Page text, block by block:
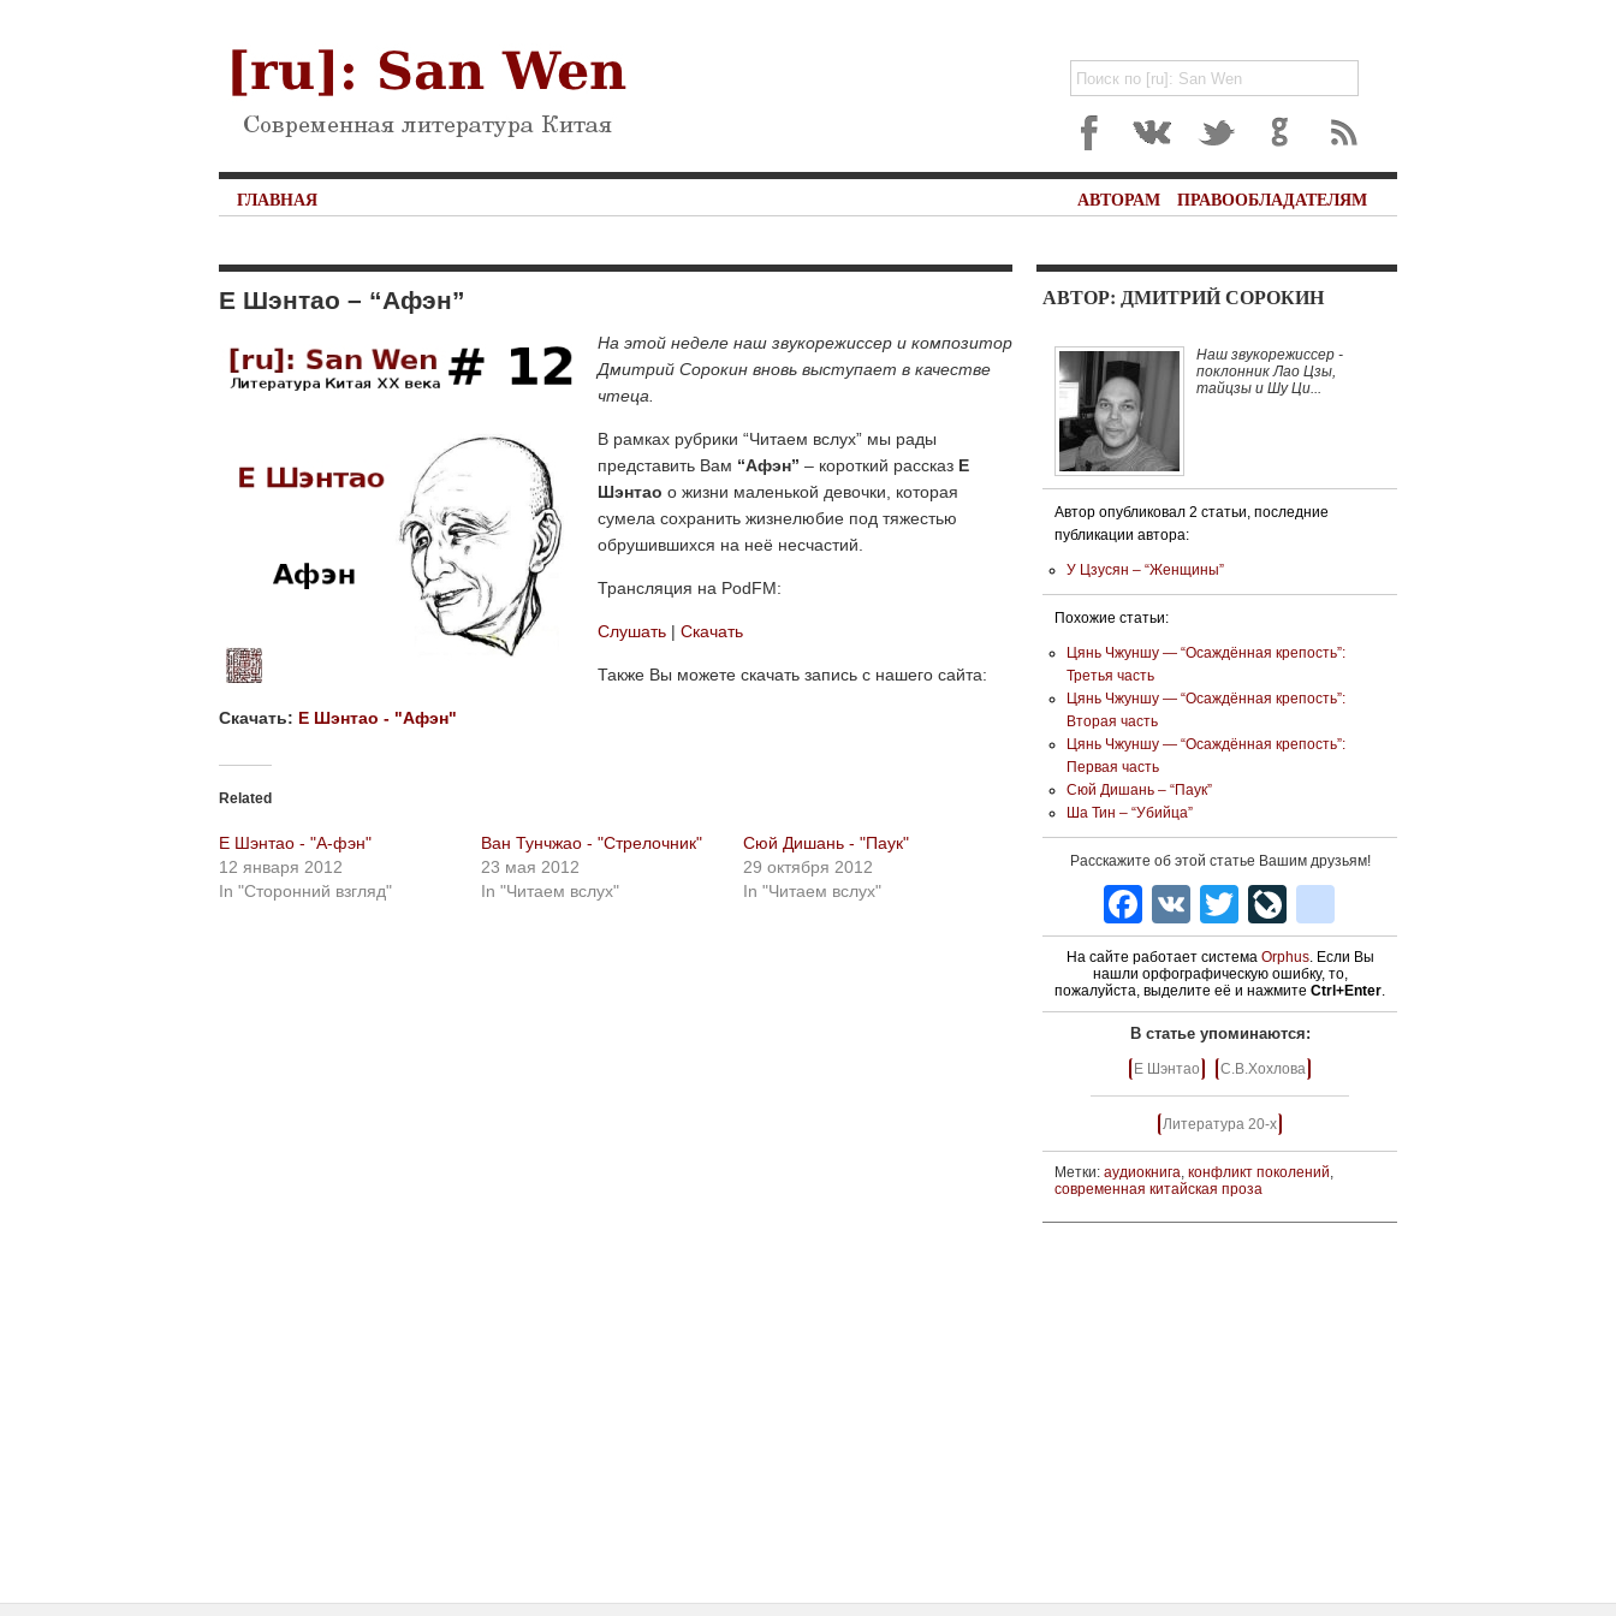
ГЛАВНАЯ АВТОРАМ ПРАВООБЛАДАТЕЛЯМ
Е Шэнтао – “Афэн”
На этой неделе наш звукорежиссер и композитор
Дмитрий Сорокин вновь выступает в качестве
чтеца.
В рамках рубрики “Читаем вслух” мы рады
представить Вам “Афэн” – короткий рассказ Е
Шэнтао о жизни маленькой девочки, которая
сумела сохранить жизнелюбие под тяжестью
обрушившихся на неё несчастий.
Трансляция на PodFM:
Слушать | Скачать
Также Вы можете скачать запись с нашего сайта:
Скачать: Е Шэнтао - "Афэн"
Related
Е Шэнтао - "А-фэн"
12 января 2012
In "Сторонний взгляд"
Ван Тунчжао - "Стрелочник"
23 мая 2012
In "Читаем вслух"
Сюй Дишань - "Паук"
29 октября 2012
In "Читаем вслух"
АВТОР: ДМИТРИЙ СОРОКИН
Наш звукорежиссер -
поклонник Лао Цзы,
тайцзы и Шу Ци...
Автор опубликовал 2 статьи, последние
публикации автора:
У Цзусян – “Женщины”
Похожие статьи:
Цянь Чжуншу — “Осаждённая крепость”:
Третья часть
Цянь Чжуншу — “Осаждённая крепость”:
Вторая часть
Цянь Чжуншу — “Осаждённая крепость”:
Первая часть
Сюй Дишань – “Паук”
Ша Тин – “Убийца”
Расскажите об этой статье Вашим друзьям!
Facebook
VK Twitter
На сайте работает система Orphus. Если Вы
нашли орфографическую ошибку, то,
пожалуйста, выделите её и нажмите Ctrl+Enter.
В статье упоминаются:
Е Шэнтао С.В.Хохлова
Литература 20-х
Метки: аудиокнига, конфликт поколений,
современная китайская проза